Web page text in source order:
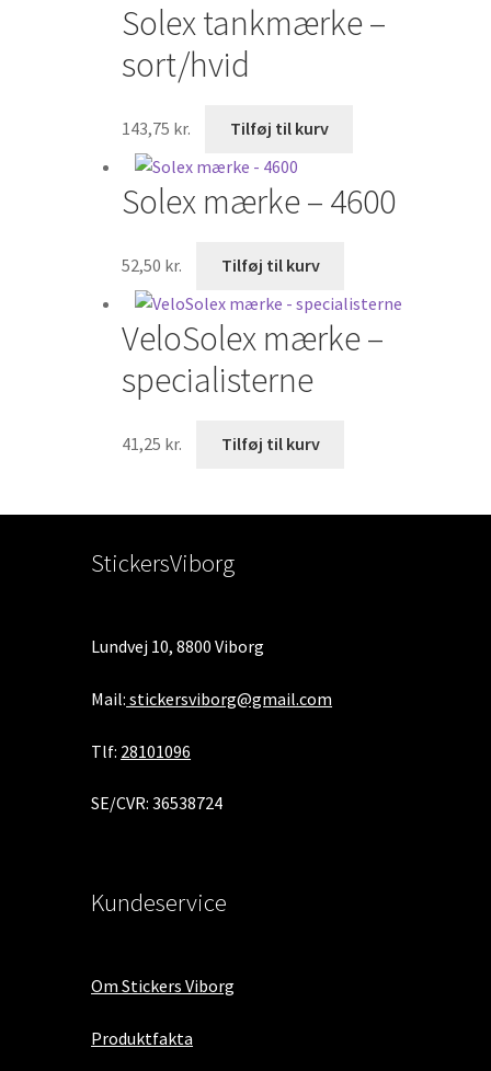
Solex tankmærke –
sort/hvid
143,75 kr. Tilføj til kurv
Solex mærke – 4600
52,50 kr. Tilføj til kurv
VeloSolex mærke –
specialisterne
41,25 kr. Tilføj til kurv
StickersViborg
Lundvej 10, 8800 Viborg
Mail: stickersviborg@gmail.com
Tlf: 28101096
SE/CVR: 36538724
Kundeservice
Om Stickers Viborg
Produktfakta